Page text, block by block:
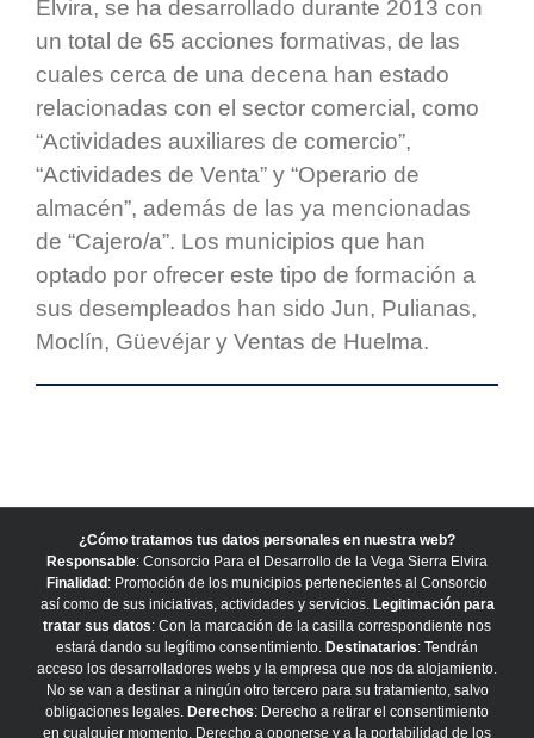
Elvira, se ha desarrollado durante 2013 con
un total de 65 acciones formativas, de las
cuales cerca de una decena han estado
relacionadas con el sector comercial, como
“Actividades auxiliares de comercio”,
“Actividades de Venta” y “Operario de
almacén”, además de las ya mencionadas
de “Cajero/a”. Los municipios que han
optado por ofrecer este tipo de formación a
sus desempleados han sido Jun, Pulianas,
Moclín, Güevéjar y Ventas de Huelma.
¿Cómo tratamos tus datos personales en nuestra web?
Responsable: Consorcio Para el Desarrollo de la Vega Sierra Elvira
Finalidad : Promoción de los municipios pertenecientes al Consorcio
así como de sus iniciativas, actividades y servicios. Legitimación para
tratar sus datos: Con la marcación de la casilla correspondiente nos
estará dando su legítimo consentimiento. Destinatarios: Tendrán
acceso los desarrolladores webs y la empresa que nos da alojamiento.
No se van a destinar a ningún otro tercero para su tratamiento, salvo
obligaciones legales. Derechos: Derecho a retirar el consentimiento
en cualquier momento. Derecho a oponerse y a la portabilidad de los